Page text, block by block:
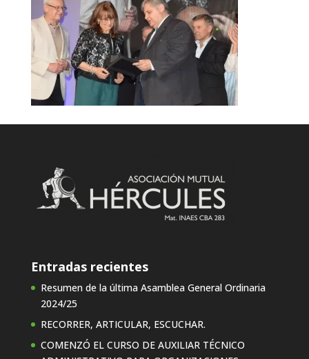
Entradas recientes
Resumen de la última Asamblea General Ordinaria
2024/25
RECORRER, ARTICULAR, ESCUCHAR.
COMENZÓ EL CURSO DE AUXILIAR TÉCNICO